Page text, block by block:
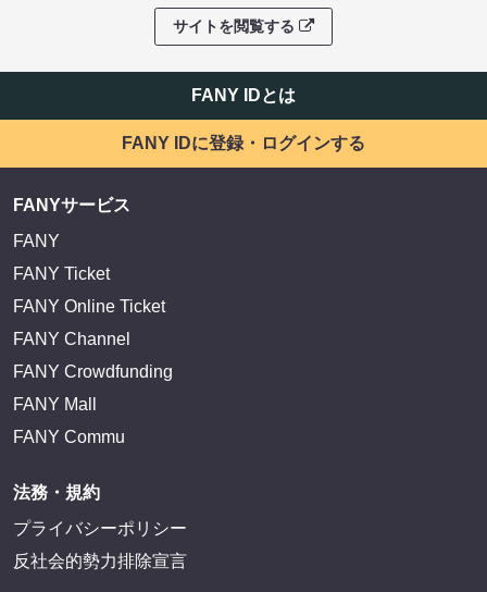
サイトを閲覧する
FANY IDとは
FANY IDに登録・ログインする
FANYサービス
FANY
FANY Ticket
FANY Online Ticket
FANY Channel
FANY Crowdfunding
FANY Mall
FANY Commu
法務・規約
プライバシーポリシー
反社会的勢力排除宣言